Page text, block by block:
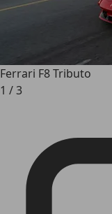
Ferrari F8 Tributo
1 /3